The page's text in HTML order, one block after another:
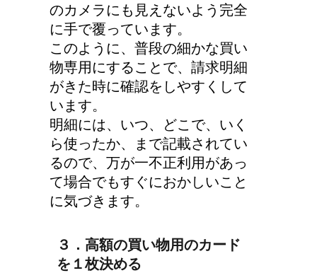
のカメラにも見えないよう完全
に手で覆っています。
このように、普段の細かな買い
物専用にすることで、請求明細
がきた時に確認をしやすくして
います。
明細には、いつ、どこで、いく
ら使ったか、まで記載されてい
るので、万が一不正利用があっ
て場合でもすぐにおかしいこと
に気づきます。
３．高額の買い物用のカード
を１枚決める